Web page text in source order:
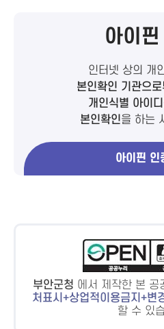
아이
인터넷 상의 개
본인확인 기관으
개인식별 아이
본인확인을 하는
아이핀 인
부안군청 에서 제작한 본 공
처표시+상업적이용금지+변
할 수 있